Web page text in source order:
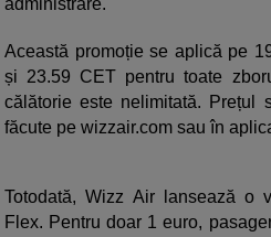
administrare.
Această promoție se aplică pe
și 23.59 CET pentru toate
călătorie este nelimitată. Prețul
făcute pe wizzair.com sau în
Totodată, Wizz Air lansează o
Flex. Pentru doar 1 euro,